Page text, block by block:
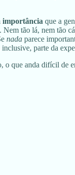
importância que a
tão lá, nem tão
nada parece
parte da
que anda difícil de